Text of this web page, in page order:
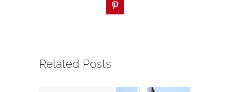
Related Posts